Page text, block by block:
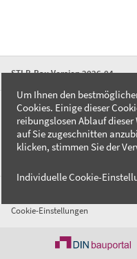
STLB-Bau Version 2026-04
FAQ
Kontakt
Datenschutzerklärung
Cookie-Einstellungen
Um Ihnen den
Cookies. Einige dieser
reibungslosen Ablauf
auf Sie zugeschnitten
klicken, stimmen Sie der
Individuelle Cookie-